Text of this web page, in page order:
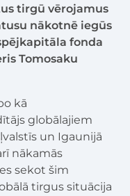
tirgū vērojamus
nākotnē iegūs
fonda
Tomosaku
kā
globālajiem
un Igaunijā
nākamās
sekot šim
tirgus situācija